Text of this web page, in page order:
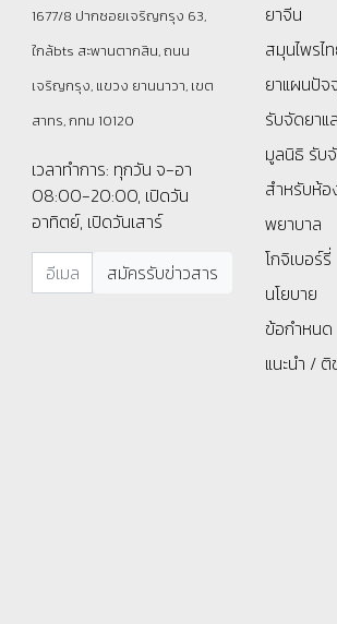
1677/8 ปากซอยเจริญกรุง 63,
ใกล้bts สะพานตากสิน, ถนน
เจริญกรุง, แขวง ยานนาวา, เขต
สาทร, กทม 10120
เวลาทำการ: ทุกวัน จ-อา
08:00-20:00, เปิดวัน
อาทิตย์, เปิดวันเสาร์
ยาจีน
สมุนไพรไ
ยาแผนปัจ
รับจัดยาแ
มูลนิธิ รับ
สำหรับห้อ
พยาบาล
โกจิเบอร์รี่
นโยบาย
ข้อกำหนด
แนะนำ /